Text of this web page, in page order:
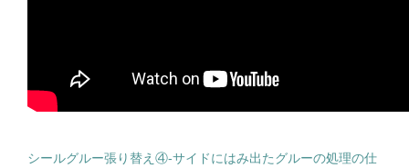
シールグルー張り替え④-サイドにはみ出たグルーの処理の仕